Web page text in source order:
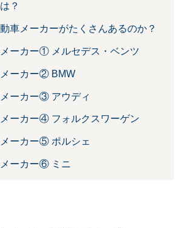
？
車メーカーがたくさんあるのか？
ーカー① メルセデス・ベンツ
ーカー② BMW
ーカー③ アウディ
ーカー④ フォルクスワーゲン
ーカー⑤ ポルシェ
ーカー⑥ ミニ